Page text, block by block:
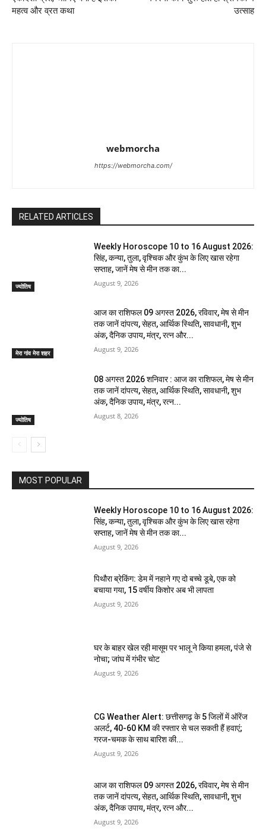
महत्व और व्रत कथा
उत्साह
webmorcha
https://webmorcha.com/
RELATED ARTICLES
ज्योतिष
Weekly Horoscope 10 to 16 August 2026:
सिंह, कन्या, तुला, वृश्चिक और कुंभ के लिए खास रहेगा
सप्ताह, जानें मेष से मीन तक का...
August 9, 2026
मेरा गांव मेरा शहर
आज का राशिफल 09 अगस्त 2026, रविवार, मेष से मीन
तक जानें दांपत्य, सेहत, आर्थिक स्थिति, सावधानी, शुभ
अंक, दैनिक उपाय, मंत्र, रत्न और...
August 9, 2026
ज्योतिष
08 अगस्त 2026 शनिवार : आज का राशिफल, मेष से मीन
तक जानें दांपत्य, सेहत, आर्थिक स्थिति, सावधानी, शुभ
अंक, दैनिक उपाय, मंत्र, रत्न...
August 8, 2026
MOST POPULAR
Weekly Horoscope 10 to 16 August 2026:
सिंह, कन्या, तुला, वृश्चिक और कुंभ के लिए खास रहेगा
सप्ताह, जानें मेष से मीन तक का...
August 9, 2026
पिथौरा ब्रेकिंग: डेम में नहाने गए दो बच्चे डूबे, एक को
बचाया गया, 15 वर्षीय किशोर अब भी लापता
August 9, 2026
घर के बाहर खेल रही मासूम पर भालू ने किया हमला, पंजे से
नोचा; जांघ में गंभीर चोट
August 9, 2026
CG Weather Alert: छत्तीसगढ़ के 5 जिलों में ऑरेंज
अलर्ट, 40-60 KM की रफ्तार से चल सकती हैं हवाएं;
गरज-चमक के साथ बारिश की...
August 9, 2026
आज का राशिफल 09 अगस्त 2026, रविवार, मेष से मीन
तक जानें दांपत्य, सेहत, आर्थिक स्थिति, सावधानी, शुभ
अंक, दैनिक उपाय, मंत्र, रत्न और...
August 9, 2026